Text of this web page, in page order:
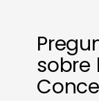
sobre